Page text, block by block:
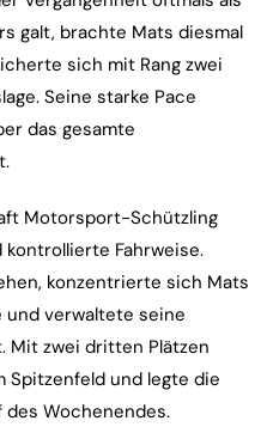
galt, brachte Mats diesmal
sich mit Rang zwei
Seine starke Pace
das gesamte
Motorsport-Schützling
Fahrweise.
konzentrierte sich Mats
und verwaltete seine
Mit zwei dritten Plätzen
und legte die
des Wochenendes.